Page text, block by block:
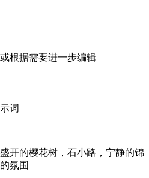
根据需要进一步编辑
词
开的樱花树，石小路，宁静的锦
氛围